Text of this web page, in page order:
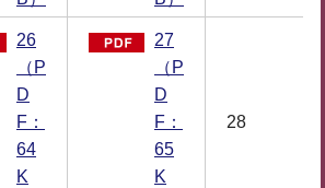
26
（P
D
F：
64
K
27
（P
D
F：
65
K
28